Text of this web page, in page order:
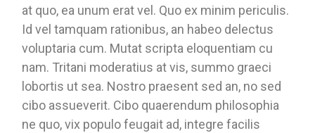
at quo, ea unum erat vel. Quo ex minim periculis.
Id vel tamquam rationibus, an habeo delectus
voluptaria cum. Mutat scripta eloquentiam cu
nam. Tritani moderatius at vis, summo graeci
lobortis ut sea. Nostro praesent sed an, no sed
cibo assueverit. Cibo quaerendum philosophia
ne quo, vix populo feugait ad, integre facilis